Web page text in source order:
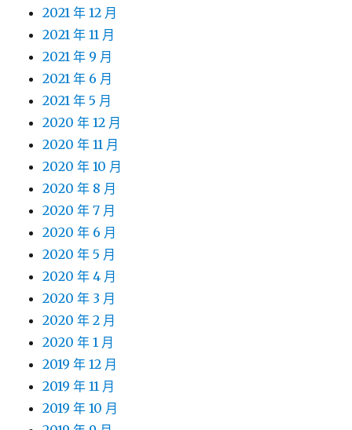
2021 年 12 月
2021 年 11 月
2021 年 9 月
2021 年 6 月
2021 年 5 月
2020 年 12 月
2020 年 11 月
2020 年 10 月
2020 年 8 月
2020 年 7 月
2020 年 6 月
2020 年 5 月
2020 年 4 月
2020 年 3 月
2020 年 2 月
2020 年 1 月
2019 年 12 月
2019 年 11 月
2019 年 10 月